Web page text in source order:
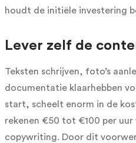
houdt de initiële investering
Lever zelf de
Teksten schrijven, foto’s
documentatie klaarhebben
start, scheelt enorm in de
rekenen €50 tot €100 per
copywriting. Door dit